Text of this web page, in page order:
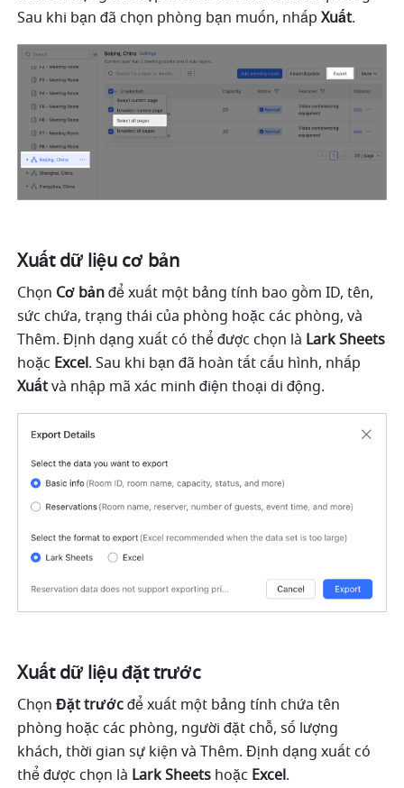
Sau khi bạn đã chọn phòng bạn muốn, nhấp Xuất.
Xuất dữ liệu cơ bản
Chọn Cơ bản để xuất một bảng tính bao gồm ID, tên,
sức chứa, trạng thái của phòng hoặc các phòng, và
Thêm. Định dạng xuất có thể được chọn là
hoặc Excel
Xuất và nhập mã xác minh điện thoại di động.
Xuất dữ liệu đặt trước
Chọn Đặt trước để xuất một bảng tính chứa tên
phòng hoặc các phòng, người đặt chỗ, số lượng
khách, thời gian sự kiện và Thêm. Định dạng xuất có
thể được chọn là Lark Sheets hoặc Excel.